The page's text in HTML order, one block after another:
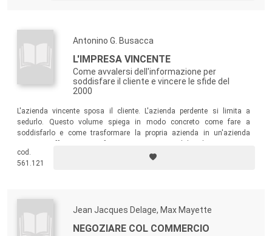
Antonino G. Busacca
L'IMPRESA VINCENTE
Come avvalersi dell'informazione per
soddisfare il cliente e vincere le sfide del
2000
L'azienda vincente sposa il cliente. L'azienda perdente si limita a
sedurlo. Questo volume spiega in modo concreto come fare a
soddisfarlo e come trasformare la propria azienda in un'azienda
strumenti operativi e metodi che consentiranno al lettore di agire
efficacemente.
cod.
561.121
Jean Jacques Delage, Max Mayette
NEGOZIARE COL COMMERCIO